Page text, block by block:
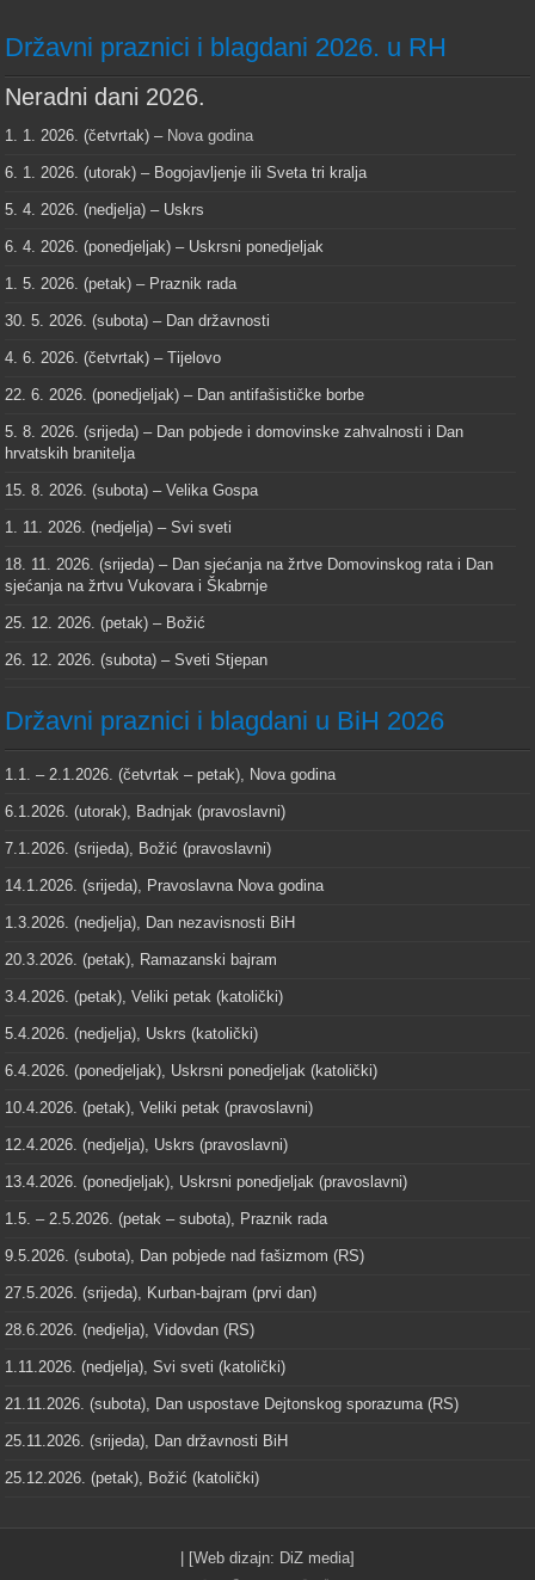
Državni praznici i blagdani 2026. u RH
Neradni dani 2026.
1. 1. 2026. (četvrtak) – Nova godina
6. 1. 2026. (utorak) – Bogojavljenje ili Sveta tri kralja
5. 4. 2026. (nedjelja) – Uskrs
6. 4. 2026. (ponedjeljak) – Uskrsni ponedjeljak
1. 5. 2026. (petak) – Praznik rada
30. 5. 2026. (subota) – Dan državnosti
4. 6. 2026. (četvrtak) – Tijelovo
22. 6. 2026. (ponedjeljak) – Dan antifašističke borbe
5. 8. 2026. (srijeda) – Dan pobjede i domovinske zahvalnosti i Dan
hrvatskih branitelja
15. 8. 2026. (subota) – Velika Gospa
1. 11. 2026. (nedjelja) – Svi sveti
18. 11. 2026. (srijeda) – Dan sjećanja na žrtve Domovinskog rata i Dan
sjećanja na žrtvu Vukovara i Škabrnje
25. 12. 2026. (petak) – Božić
26. 12. 2026. (subota) – Sveti Stjepan
Državni praznici i blagdani u BiH 2026
1.1. – 2.1.2026. (četvrtak – petak), Nova godina
6.1.2026. (utorak), Badnjak (pravoslavni)
7.1.2026. (srijeda), Božić (pravoslavni)
14.1.2026. (srijeda), Pravoslavna Nova godina
1.3.2026. (nedjelja), Dan nezavisnosti BiH
20.3.2026. (petak), Ramazanski bajram
3.4.2026. (petak), Veliki petak (katolički)
5.4.2026. (nedjelja), Uskrs (katolički)
6.4.2026. (ponedjeljak), Uskrsni ponedjeljak (katolički)
10.4.2026. (petak), Veliki petak (pravoslavni)
12.4.2026. (nedjelja), Uskrs (pravoslavni)
13.4.2026. (ponedjeljak), Uskrsni ponedjeljak (pravoslavni)
1.5. – 2.5.2026. (petak – subota), Praznik rada
9.5.2026. (subota), Dan pobjede nad fašizmom (RS)
27.5.2026. (srijeda), Kurban-bajram (prvi dan)
28.6.2026. (nedjelja), Vidovdan (RS)
1.11.2026. (nedjelja), Svi sveti (katolički)
21.11.2026. (subota), Dan uspostave Dejtonskog sporazuma (RS)
25.11.2026. (srijeda), Dan državnosti BiH
25.12.2026. (petak), Božić (katolički)
| [Web dizajn: DiZ media]